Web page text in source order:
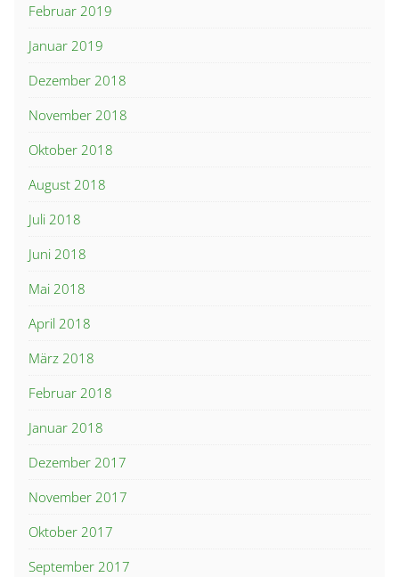
Februar 2019
Januar 2019
Dezember 2018
November 2018
Oktober 2018
August 2018
Juli 2018
Juni 2018
Mai 2018
April 2018
März 2018
Februar 2018
Januar 2018
Dezember 2017
November 2017
Oktober 2017
September 2017